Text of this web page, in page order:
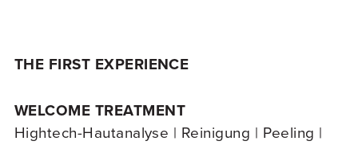
THE FIRST EXPERIENCE
WELCOME TREATMENT
Hightech-Hautanalyse | Reinigung | Peeling |